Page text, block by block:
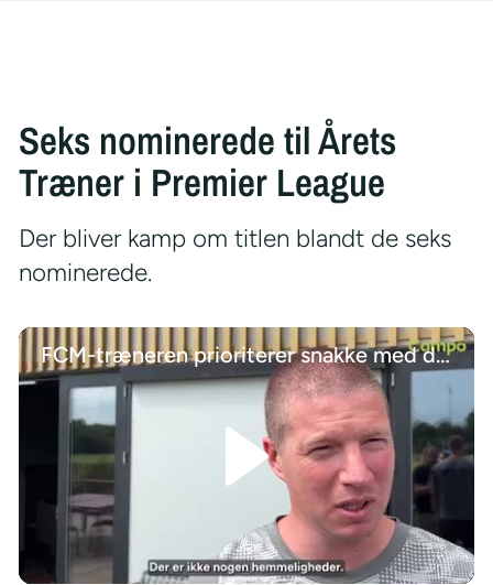
Seks nominerede til Årets
Træner i Premier League
Der bliver kamp om titlen blandt de seks
nominerede.
FCM-træneren prioriterer snakke med de unge talenter